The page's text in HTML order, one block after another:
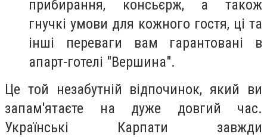
прибирання, консьєрж, а також
гнучкі умови для кожного гостя, ці та
інші переваги вам гарантовані в
апарт-готелі "Вершина".
Це той незабутній відпочинок, який ви
запам'ятаєте на дуже довгий час.
Українські Карпати завжди